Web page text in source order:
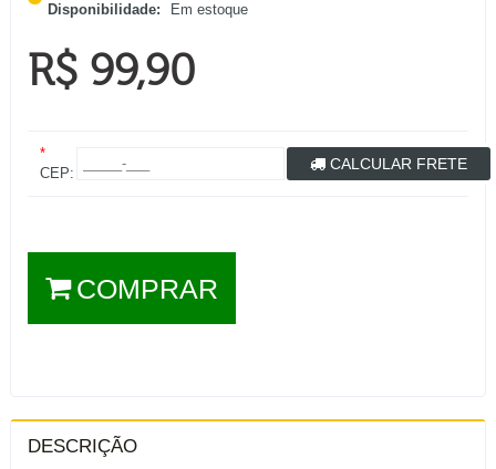
Disponibilidade: Em estoque
R$ 99,90
*
CEP:
CALCULAR FRETE
COMPRAR
DESCRIÇÃO